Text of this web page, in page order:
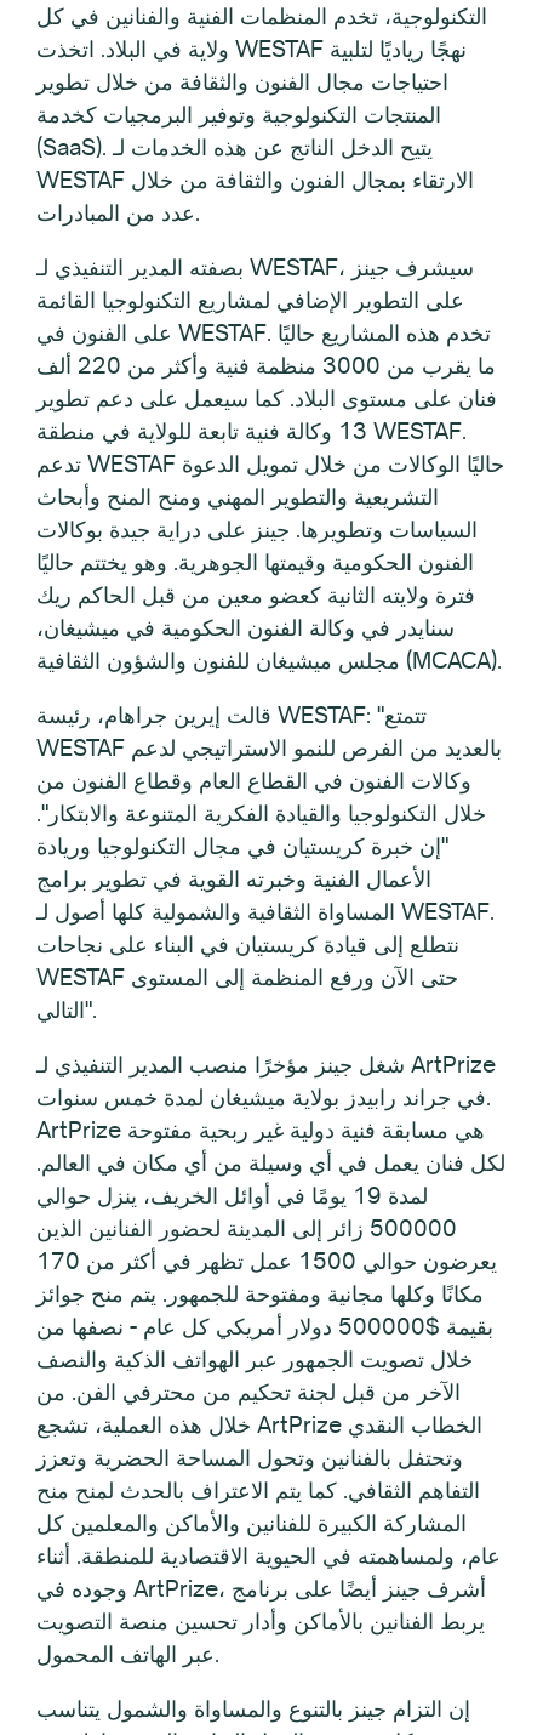
التكنولوجية، تخدم المنظمات الفنية والفنانين في كل
ولاية في البلاد. اتخذت WESTAF نهجًا رياديًا لتلبية
احتياجات مجال الفنون والثقافة من خلال تطوير
المنتجات التكنولوجية وتوفير البرمجيات كخدمة
(SaaS). يتيح الدخل الناتج عن هذه الخدمات لـ
WESTAF الارتقاء بمجال الفنون والثقافة من خلال
عدد من المبادرات.
بصفته المدير التنفيذي لـ WESTAF، سيشرف جينز
على التطوير الإضافي لمشاريع التكنولوجيا القائمة
على الفنون في WESTAF. تخدم هذه المشاريع حاليًا
ما يقرب من 3000 منظمة فنية وأكثر من 220 ألف
فنان على مستوى البلاد. كما سيعمل على دعم تطوير
13 وكالة فنية تابعة للولاية في منطقة WESTAF.
تدعم WESTAF حاليًا الوكالات من خلال تمويل الدعوة
التشريعية والتطوير المهني ومنح المنح وأبحاث
السياسات وتطويرها. جينز على دراية جيدة بوكالات
الفنون الحكومية وقيمتها الجوهرية. وهو يختتم حاليًا
فترة ولايته الثانية كعضو معين من قبل الحاكم ريك
سنايدر في وكالة الفنون الحكومية في ميشيغان،
مجلس ميشيغان للفنون والشؤون الثقافية (MCACA).
قالت إيرين جراهام، رئيسة WESTAF: "تتمتع
WESTAF بالعديد من الفرص للنمو الاستراتيجي لدعم
وكالات الفنون في القطاع العام وقطاع الفنون من
خلال التكنولوجيا والقيادة الفكرية المتنوعة والابتكار".
"إن خبرة كريستيان في مجال التكنولوجيا وريادة
الأعمال الفنية وخبرته القوية في تطوير برامج
المساواة الثقافية والشمولية كلها أصول لـ WESTAF.
نتطلع إلى قيادة كريستيان في البناء على نجاحات
WESTAF حتى الآن ورفع المنظمة إلى المستوى
التالي".
شغل جينز مؤخرًا منصب المدير التنفيذي لـ ArtPrize
في جراند رابيدز بولاية ميشيغان لمدة خمس سنوات.
ArtPrize هي مسابقة فنية دولية غير ربحية مفتوحة
لكل فنان يعمل في أي وسيلة من أي مكان في العالم.
لمدة 19 يومًا في أوائل الخريف، ينزل حوالي
500000 زائر إلى المدينة لحضور الفنانين الذين
يعرضون حوالي 1500 عمل تظهر في أكثر من 170
مكانًا وكلها مجانية ومفتوحة للجمهور. يتم منح جوائز
بقيمة $500000 دولار أمريكي كل عام - نصفها من
خلال تصويت الجمهور عبر الهواتف الذكية والنصف
الآخر من قبل لجنة تحكيم من محترفي الفن. من
خلال هذه العملية، تشجع ArtPrize الخطاب النقدي
وتحتفل بالفنانين وتحول المساحة الحضرية وتعزز
التفاهم الثقافي. كما يتم الاعتراف بالحدث لمنح منح
المشاركة الكبيرة للفنانين والأماكن والمعلمين كل
عام، ولمساهمته في الحيوية الاقتصادية للمنطقة. أثناء
وجوده في ArtPrize، أشرف جينز أيضًا على برنامج
يربط الفنانين بالأماكن وأدار تحسين منصة التصويت
عبر الهاتف المحمول.
إن التزام جينز بالتنوع والمساواة والشمول يتناسب